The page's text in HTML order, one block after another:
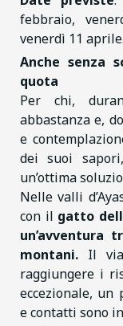
febbraio,
venerdì 11 aprile.
Anche senza
quota
Per chi,
abbastanza e,
e
dei suoi
un’ottima
Nelle valli
con il gatto
montani. Il
raggiungere i
eccezionale, un
e contatti sono